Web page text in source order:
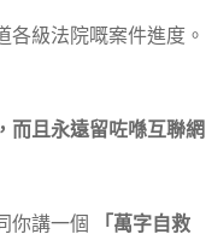
級法院嘅案件進度。
而且永遠留咗喺互聯網
你講一個
「萬字自救